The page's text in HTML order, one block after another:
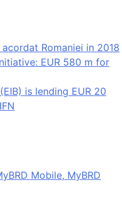
Romaniei in 2018
EUR 580 m for
is lending EUR 20
Mobile, MyBRD